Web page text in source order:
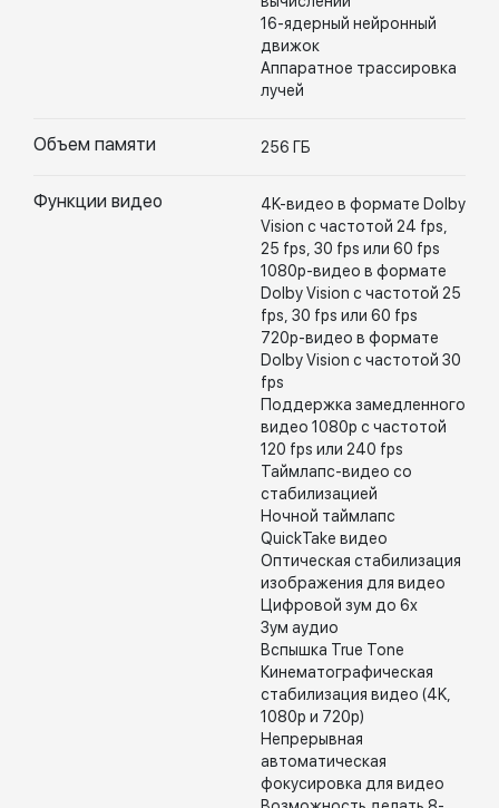
16-ядерный нейронный
движок
Аппаратное трассировка
лучей
Объем памяти 256 ГБ
Функции видео
4K-видео в формате Dolby
Vision с частотой 24 fps,
25 fps, 30 fps или 60 fps
1080p-видео в формате
Dolby Vision с частотой 25
fps, 30 fps или 60 fps
720p-видео в формате
Dolby Vision с частотой 30
fps
Поддержка замедленного
видео 1080p с частотой
120 fps или 240 fps
Таймлапс-видео со
стабилизацией
Ночной таймлапс
QuickTake видео
Оптическая стабилизация
изображения для видео
Цифровой зум до 6x
Зум аудио
Вспышка True Tone
Кинематографическая
стабилизация видео (4K,
1080p и 720p)
Непрерывная
автоматическая
фокусировка для видео